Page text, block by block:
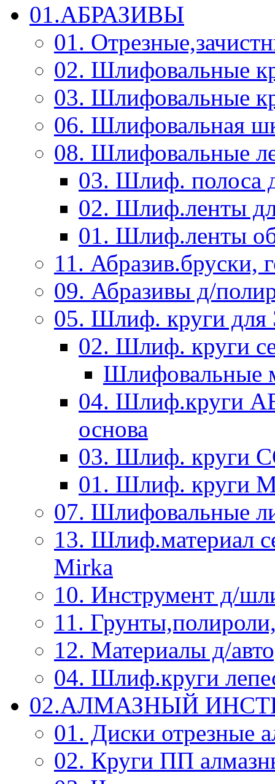
01.АБРАЗИВЫ
01.
02. Шлифовальные
03. Шлифовальные
06. Шлифовальная
08. Шлифовальные
03. Шлиф.
02. Шлиф.ленты
01. Шлиф.ленты
11. Абразив.бруски,
09. Абразивы д/
05. Шлиф. круги
02. Шлиф. круги
Шлифовальные
04. Шлиф.круги
основа
03. Шлиф. круги
01. Шлиф. круги
07. Шлифовальные
13. Шлиф.материал
Mirka
10. Инструмент д/
11.
12. Материалы д/
04. Шлиф.круги
02.АЛМАЗНЫЙ
01. Диски отрезные
02. Круги ПП